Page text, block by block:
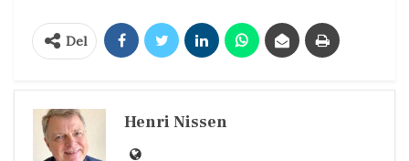
Del
Henri Nissen